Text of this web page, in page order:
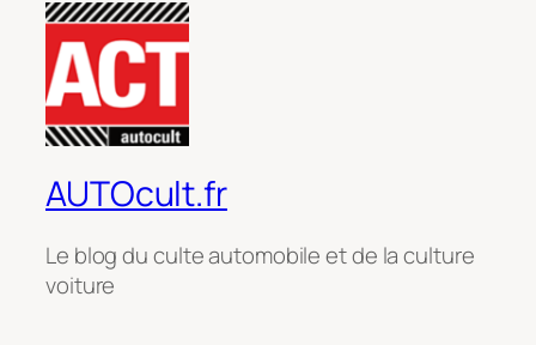
AUTOcult.fr
Le blog du culte automobile et de la culture
voiture